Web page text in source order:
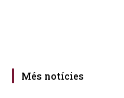
Més notícies